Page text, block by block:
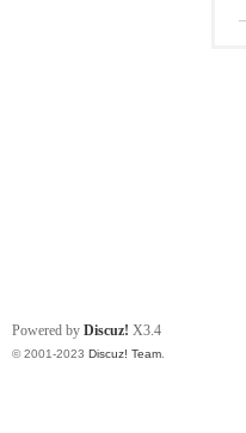
Powered by Discuz! X3.4
© 2001-2023 Discuz! Team